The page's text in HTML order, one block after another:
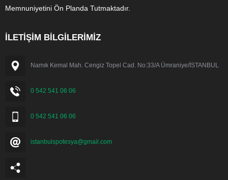
Memnuniyetini Ön Planda Tutmaktadır.
İLETİŞİM BİLGİLERİMİZ
Namık Kemal Mah. Cengiz Topel Cad. No:33/A Ümraniye/İSTANBUL
0 542 541 06 06
0 542 541 06 06
istanbulspotesya@gmail.com